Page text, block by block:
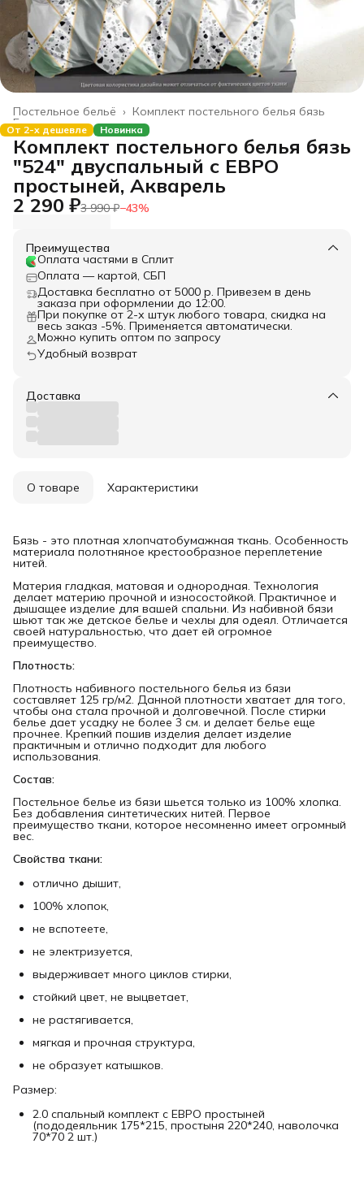
Комплект постельного белья бязь
Постельное бельё ›
Главная ›
От 2-х дешевле Новинка
Комплект постельного белья бязь
"524" двуспальный с ЕВРО
простыней, Акварель
2 290 ₽3 990 ₽−43%
Преимущества
Оплата частями в Сплит
Оплата — картой, СБП
Доставка бесплатно от 5000 р. Привезем в день
заказа при оформлении до 12:00.
При покупке от 2-х штук любого товара, скидка на
весь заказ -5%. Применяется автоматически.
Можно купить оптом по запросу
Удобный возврат
Доставка
О товаре Характеристики
Бязь - это плотная хлопчатобумажная ткань. Особенность
материала полотняное крестообразное переплетение
нитей.
Материя гладкая, матовая и однородная. Технология
делает материю прочной и износостойкой. Практичное и
дышащее изделие для вашей спальни. Из набивной бязи
шьют так же детское белье и чехлы для одеял. Отличается
своей натуральностью, что дает ей огромное
преимущество.
Плотность:
Плотность набивного постельного белья из бязи
составляет 125 гр/м2. Данной плотности хватает для того,
чтобы она стала прочной и долговечной. После стирки
белье дает усадку не более 3 см. и делает белье еще
прочнее. Крепкий пошив изделия делает изделие
практичным и отлично подходит для любого
использования.
Состав:
Постельное белье из бязи шьется только из 100% хлопка.
Без добавления синтетических нитей. Первое
преимущество ткани, которое несомненно имеет огромный
вес.
Свойства ткани:
отлично дышит,
100% хлопок,
не вспотеете,
не электризуется,
выдерживает много циклов стирки,
стойкий цвет, не выцветает,
не растягивается,
мягкая и прочная структура,
не образует катышков.
Размер:
2.0 спальный комплект с ЕВРО простыней
(пододеяльник 175*215, простыня 220*240, наволочка
70*70 2 шт.)